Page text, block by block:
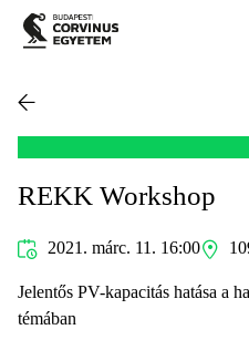
REKK Workshop
2021. márc. 11. 16:00
Jelentős PV-kapacitás hatása a
témában